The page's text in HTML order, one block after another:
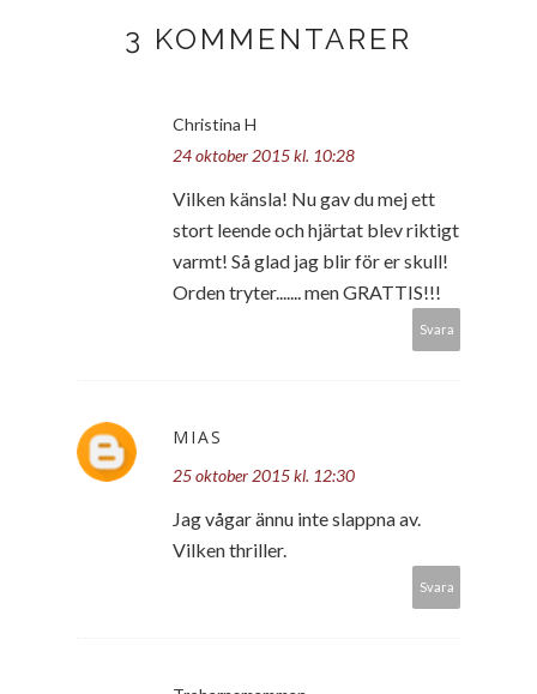
3 KOMMENTARER
Christina H
24 oktober 2015 kl. 10:28
Vilken känsla! Nu gav du mej ett
stort leende och hjärtat blev riktigt
varmt! Så glad jag blir för er skull!
Orden tryter....... men GRATTIS!!!
Svara
MIAS
25 oktober 2015 kl. 12:30
Jag vågar ännu inte slappna av.
Vilken thriller.
Svara